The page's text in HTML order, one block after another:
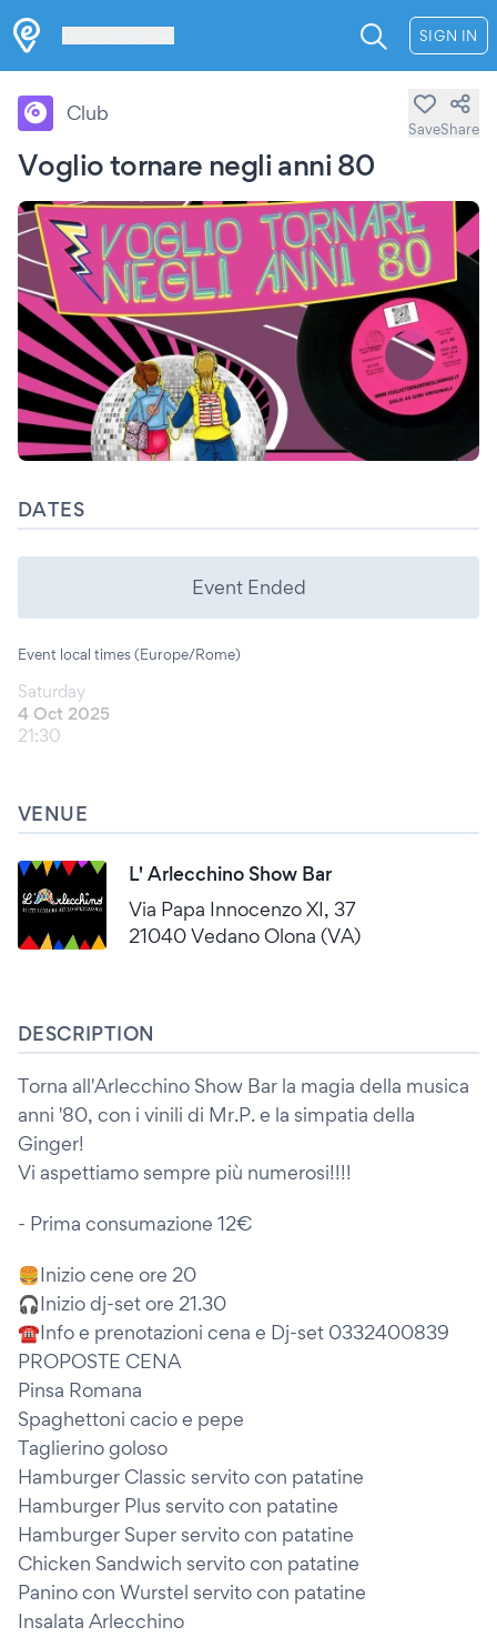
SIGN IN
Voglio tornare negli anni 80
Club
SaveShare
DATES
Event Ended
Event local times (Europe/Rome)
Saturday
4 Oct 2025
21:30
VENUE
L' Arlecchino Show Bar
Via Papa Innocenzo XI, 37
21040 Vedano Olona (VA)
DESCRIPTION
Torna all'Arlecchino Show Bar la magia della musica
anni '80, con i vinili di Mr.P. e la simpatia della
Ginger!
Vi aspettiamo sempre più numerosi!!!!
- Prima consumazione 12€
🍔Inizio cene ore 20
🎧Inizio dj-set ore 21.30
☎️Info e prenotazioni cena e Dj-set 0332400839
PROPOSTE CENA
Pinsa Romana
Spaghettoni cacio e pepe
Taglierino goloso
Hamburger Classic servito con patatine
Hamburger Plus servito con patatine
Hamburger Super servito con patatine
Chicken Sandwich servito con patatine
Panino con Wurstel servito con patatine
Insalata Arlecchino